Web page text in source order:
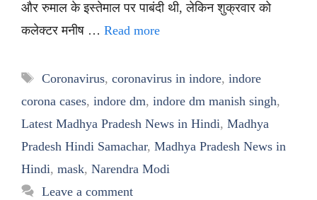
और रुमाल के इस्तेमाल पर पाबंदी थी, लेकिन शुक्रवार को
कलेक्टर मनीष … Read more
Tags
Coronavirus, coronavirus in indore, indore
corona cases, indore dm, indore dm manish singh,
Latest Madhya Pradesh News in Hindi, Madhya
Pradesh Hindi Samachar, Madhya Pradesh News in
Hindi, mask, Narendra Modi
Leave a comment